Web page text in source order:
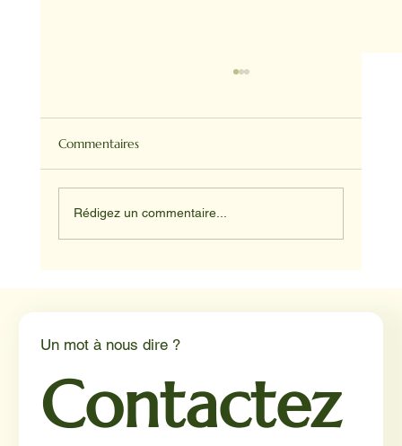
Commentaires
Rédigez un commentaire...
Un mot à nous dire ?
Contactez